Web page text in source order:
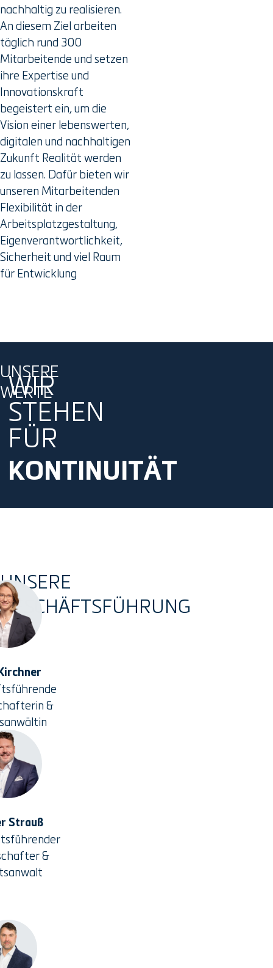
nachhaltig zu realisieren.
An diesem Ziel arbeiten
täglich rund 300
Mitarbeitende und setzen
ihre Expertise und
Innovationskraft
begeistert ein, um die
Vision einer lebenswerten,
digitalen und nachhaltigen
Zukunft Realität werden
zu lassen. Dafür bieten wir
unseren Mitarbeitenden
Flexibilität in der
Arbeitsplatzgestaltung,
Eigenverantwortlichkeit,
Sicherheit und viel Raum
für Entwicklung
UNSERE
WERTE
WIR
STEHEN
FÜR
KONTINUITÄT
UNSERE
GESCHÄFTSFÜHRUNG
&
Strauß
&